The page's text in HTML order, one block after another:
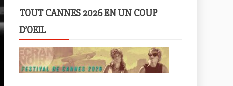
TOUT CANNES 2026 EN UN COUP
D’OEIL